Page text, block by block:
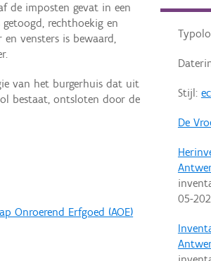
Stijl:
De
05-
de imposten gevat in een
rechthoekig en
vensters is bewaard,
van het burgerhuis dat uit
bestaat, ontsloten door de
Onroerend Erfgoed (AOE)